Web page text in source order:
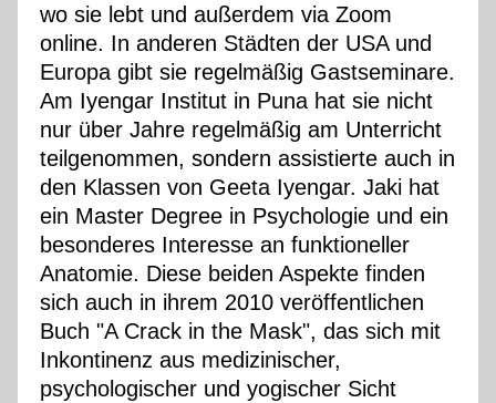
wo sie lebt und außerdem via Zoom
online. In anderen Städten der USA und
Europa gibt sie regelmäßig Gastseminare.
Am Iyengar Institut in Puna hat sie nicht
nur über Jahre regelmäßig am Unterricht
teilgenommen, sondern assistierte auch in
den Klassen von Geeta Iyengar. Jaki hat
ein Master Degree in Psychologie und ein
besonderes Interesse an funktioneller
Anatomie. Diese beiden Aspekte finden
sich auch in ihrem 2010 veröffentlichen
Buch "A Crack in the Mask", das sich mit
Inkontinenz aus medizinischer,
psychologischer und yogischer Sicht